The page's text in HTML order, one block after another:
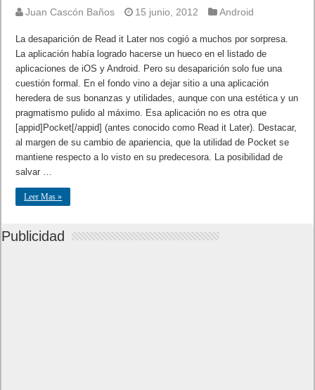
Juan Cascón Baños 15 junio, 2012 Android
La desaparición de Read it Later nos cogió a muchos por sorpresa.
La aplicación había logrado hacerse un hueco en el listado de
aplicaciones de iOS y Android. Pero su desaparición solo fue una
cuestión formal. En el fondo vino a dejar sitio a una aplicación
heredera de sus bonanzas y utilidades, aunque con una estética y un
pragmatismo pulido al máximo. Esa aplicación no es otra que
[appid]Pocket[/appid] (antes conocido como Read it Later). Destacar,
al margen de su cambio de apariencia, que la utilidad de Pocket se
mantiene respecto a lo visto en su predecesora. La posibilidad de
salvar …
Leer Mas »
Publicidad